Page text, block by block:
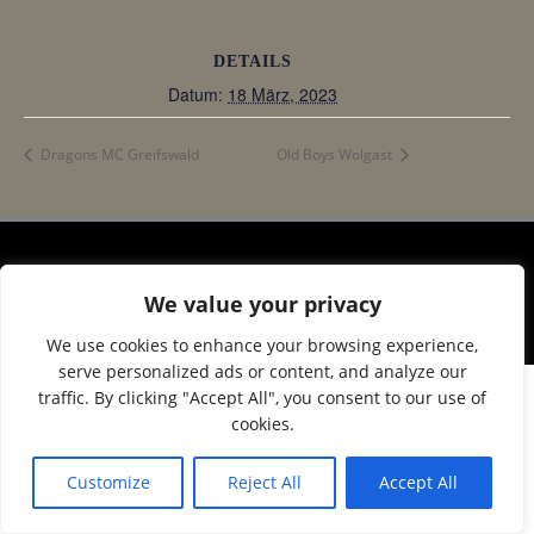
We value your privacy
We use cookies to enhance your browsing experience,
serve personalized ads or content, and analyze our
traffic. By clicking "Accept All", you consent to our use of
cookies.
Customize Reject All Accept All
DETAILS
Datum: 18 März, 2023
Dragons MC Greifswald Old Boys Wolgast
andColibri